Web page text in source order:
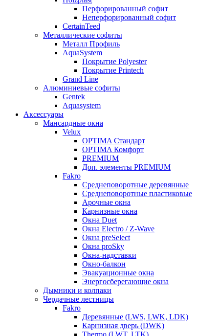
Перфорированный софит
Неперфорированный софит
CertainTeed
Металлические софиты
Металл Профиль
AquaSystem
Покрытие Polyester
Покрытие Printech
Grand Line
Алюминиевые софиты
Gentek
Aquasystem
Аксессуары
Мансардные окна
Velux
OPTIMA Стандарт
OPTIMA Комфорт
PREMIUM
Доп. элементы PREMIUM
Fakro
Cреднеповоротные деревянные
Cреднеповоротные пластиковые
Арочные окна
Карнизные окна
Окна Duet
Окна Electro / Z-Wave
Окна preSelect
Окна proSky
Окна-надставки
Окно-балкон
Эвакуационные окна
Энергосберегающие окна
Дымники и колпаки
Чердачные лестницы
Fakro
Деревянные (LWS, LWK, LDK)
Карнизная дверь (DWK)